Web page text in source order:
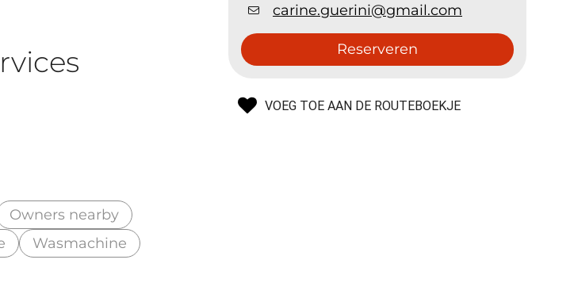
carine.guerini@gmail.com
Reserveren
VOEG TOE AAN DE ROUTEBOEKJE
Owners nearby
Wasmachine